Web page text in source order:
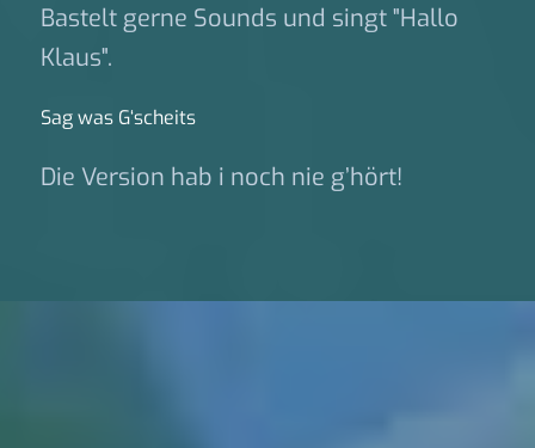
Bastelt gerne Sounds und singt "Hallo
Klaus".
Sag was G‘scheits
Die Version hab i noch nie g’hört!